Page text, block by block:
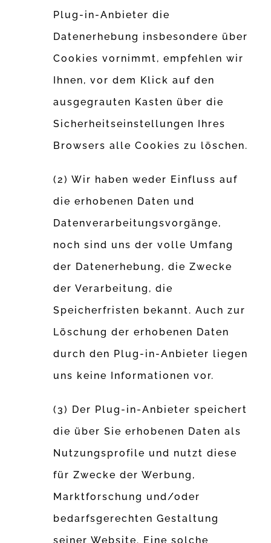
Plug-in-Anbieter die
Datenerhebung insbesondere über
Cookies vornimmt, empfehlen wir
Ihnen, vor dem Klick auf den
ausgegrauten Kasten über die
Sicherheitseinstellungen Ihres
Browsers alle Cookies zu löschen.
(2) Wir haben weder Einfluss auf
die erhobenen Daten und
Datenverarbeitungsvorgänge,
noch sind uns der volle Umfang
der Datenerhebung, die Zwecke
der Verarbeitung, die
Speicherfristen bekannt. Auch zur
Löschung der erhobenen Daten
durch den Plug-in-Anbieter liegen
uns keine Informationen vor.
(3) Der Plug-in-Anbieter speichert
die über Sie erhobenen Daten als
Nutzungsprofile und nutzt diese
für Zwecke der Werbung,
Marktforschung und/oder
bedarfsgerechten Gestaltung
seiner Website. Eine solche